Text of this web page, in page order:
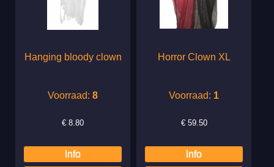
Hanging bloody clown
Voorraad:8
€8.80
Horror Clown XL
Voorraad: 1
€ 59.50